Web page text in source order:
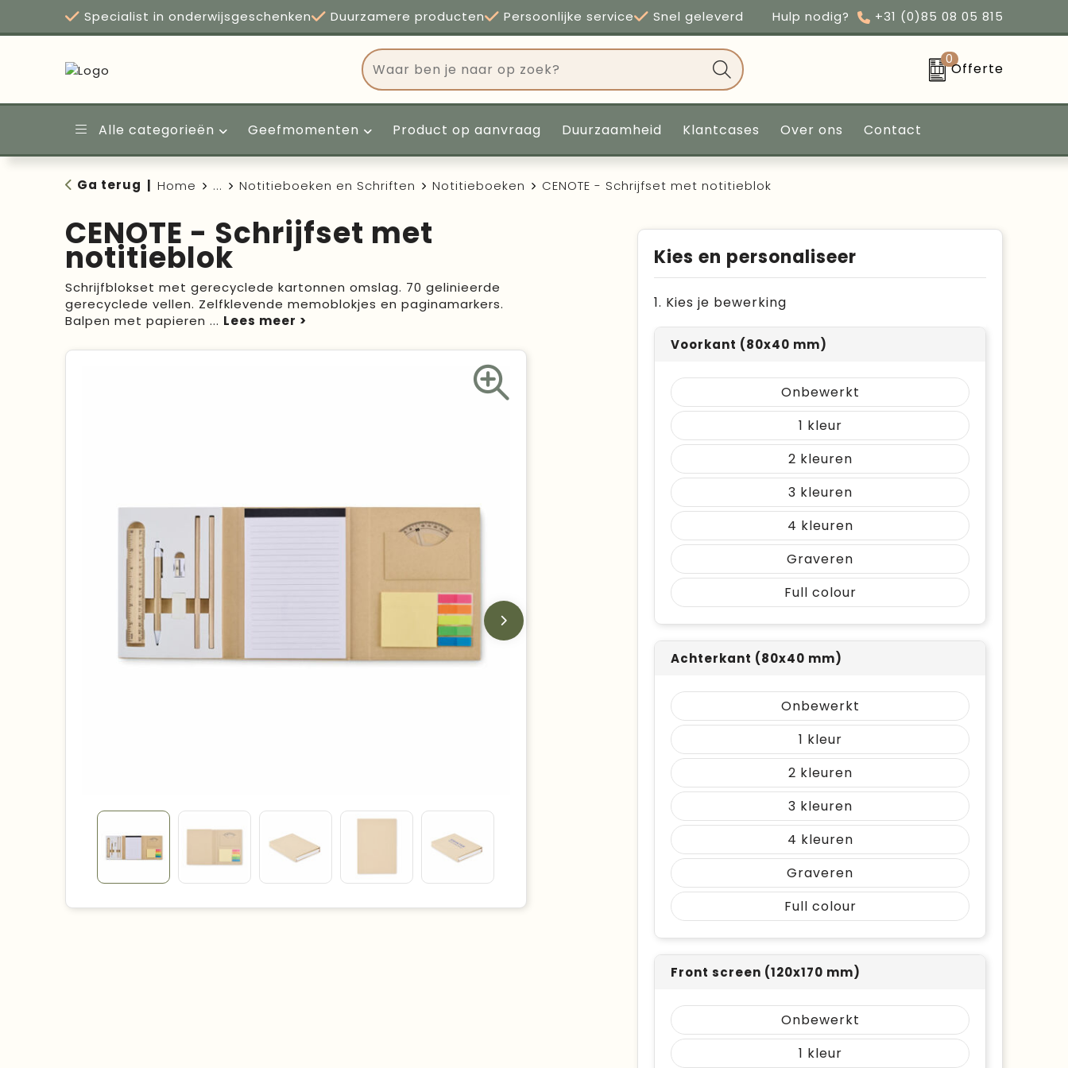
Specialist in onderwijsgeschenken Duurzamere producten Persoonlijke service Snel geleverd Hulp nodig? +31 (0)85 08 05 815
0
Offerte
Alle categorieën Geefmomenten Product op aanvraag Duurzaamheid Klantcases Over ons Contact
Ga terug Home ... Notitieboeken en Schriften Notitieboeken CENOTE - Schrijfset met notitieblok
CENOTE - Schrijfset met
notitieblok
Schrijfblokset met gerecyclede kartonnen omslag. 70 gelinieerde
gerecyclede vellen. Zelfklevende memoblokjes en paginamarkers.
Balpen met papieren ...
Kies en personaliseer
1. Kies je bewerking
Voorkant (80x40 mm)
Onbewerkt
1
2
3
4
Graveren
Full colour
Achterkant (80x40 mm)
Onbewerkt
1
2
3
4
Graveren
Full colour
Front screen (120x170 mm)
Onbewerkt
1